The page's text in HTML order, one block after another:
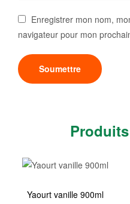
Enregistrer mon nom,
navigateur pour mon
Yaourt vanille 900ml